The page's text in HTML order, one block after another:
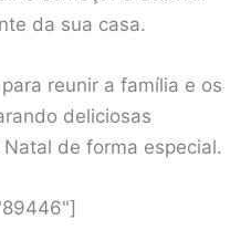
da sua casa.
reunir a família e os
deliciosas
de forma especial.